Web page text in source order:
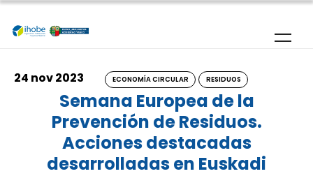
Pasar al contenido principal
24 nov 2023 ECONOMÍA CIRCULAR RESIDUOS
Semana Europea de la
Prevención de Residuos.
Acciones destacadas
desarrolladas en Euskadi